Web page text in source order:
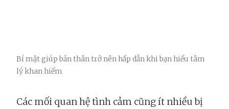
Bí mật giúp bản thân trở nên hấp dẫn khi bạn hiểu tâm
lý khan hiếm
Các mối quan hệ tình cảm cũng ít nhiều bị